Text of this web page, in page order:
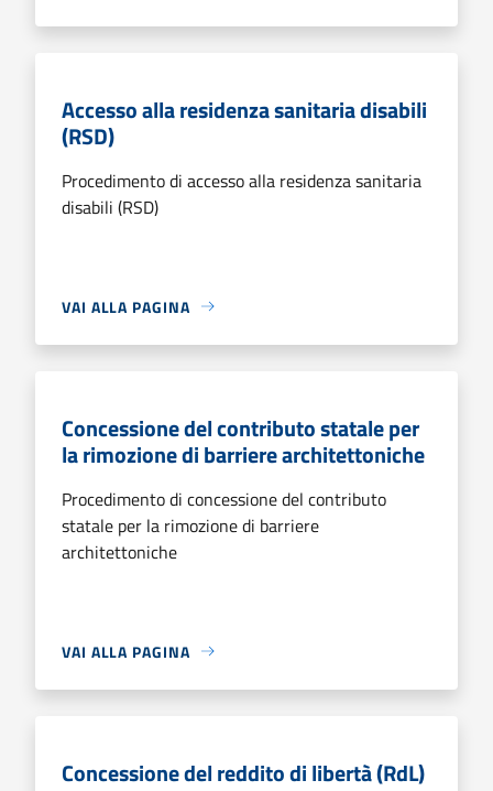
Accesso alla residenza sanitaria disabili
(RSD)
Procedimento di accesso alla residenza sanitaria
disabili (RSD)
VAI ALLA PAGINA
Concessione del contributo statale per
la rimozione di barriere architettoniche
Procedimento di concessione del contributo
statale per la rimozione di barriere
architettoniche
VAI ALLA PAGINA
Concessione del reddito di libertà (RdL)